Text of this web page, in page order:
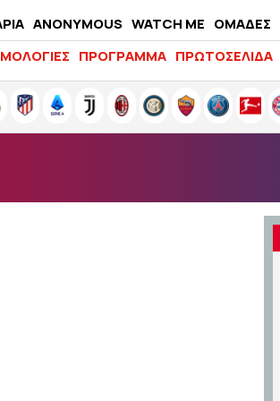
ANONYMOUS WATCH ME ΟΜΑΔΕΣ
ΠΡΟΓΡΑΜΜΑ ΠΡΩΤΟΣΕΛΙΔΑ